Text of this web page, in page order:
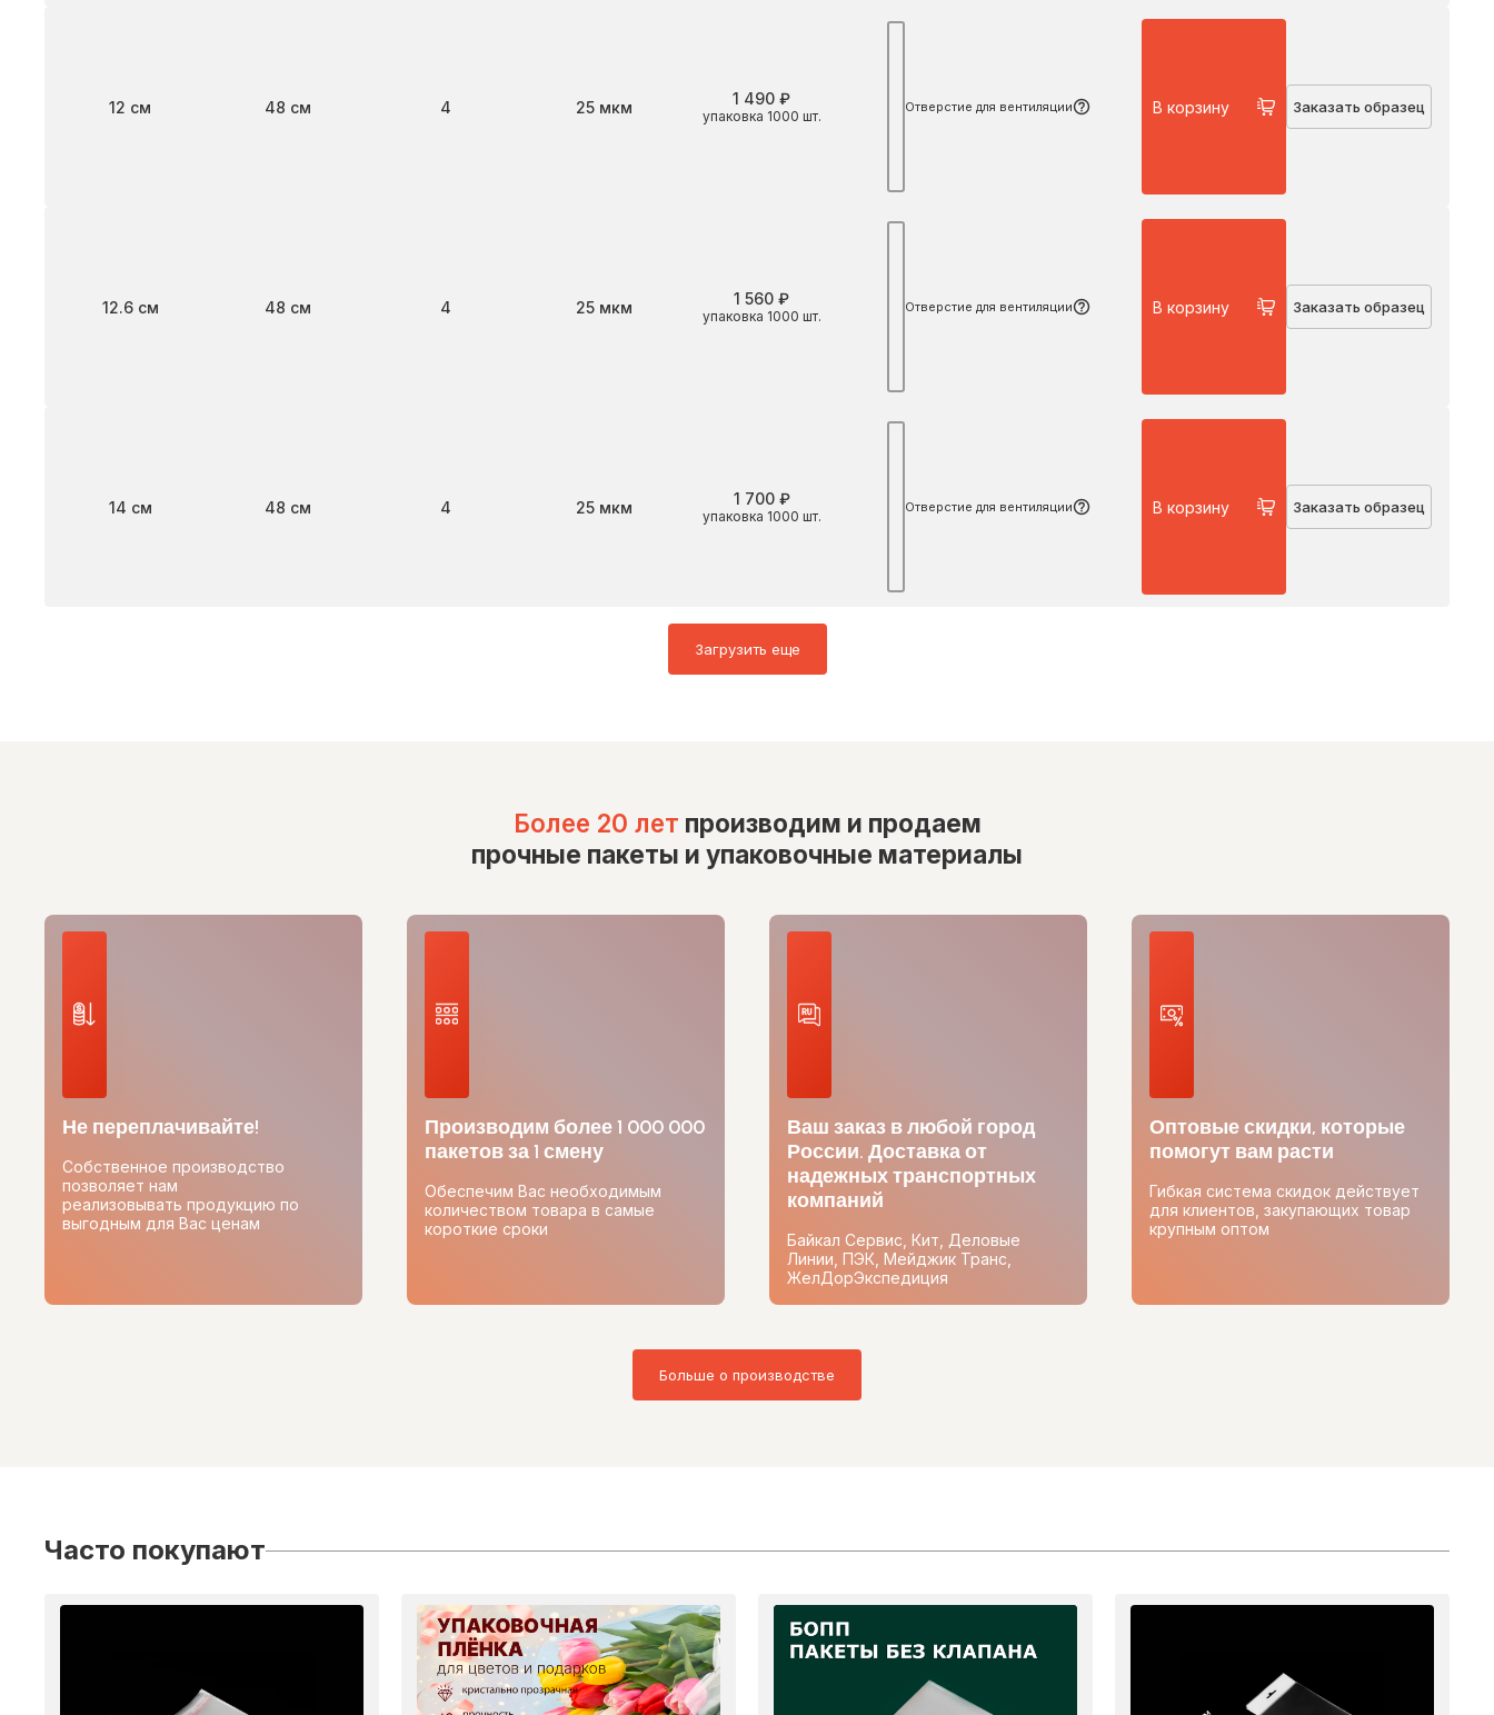
12 см 48 см 4 Толщина25 мкм упаковка 1000 шт.
1 490 ₽ Отверстие для вентиляции В корзину Заказать образец
Ширина12.6 см 48 см 4 Толщина25 мкм упаковка 1000 шт.
1 560 ₽ Отверстие для вентиляции В корзину Заказать образец
14 см 48 см 4 Толщина25 мкм упаковка 1000 шт.
1 700 ₽ Отверстие для вентиляции В корзину Заказать образец
Загрузить еще
Более 20 лет производим и продаем
прочные пакеты и упаковочные материалы
Не переплачивайте!
Собственное производство
позволяет нам
реализовывать продукцию по
выгодным для Вас ценам
Производим более 1 000 000
пакетов за 1 смену
Обеспечим Вас необходимым
количеством товара в самые
короткие сроки
Ваш заказ в любой город
России. Доставка от
надежных транспортных
компаний
Байкал Сервис, Кит, Деловые
Линии, ПЭК, Мейджик Транс,
ЖелДорЭкспедиция
Оптовые скидки, которые
помогут вам расти
Гибкая система скидок действует
для клиентов, закупающих товар
крупным оптом
Больше о производстве
Часто покупают